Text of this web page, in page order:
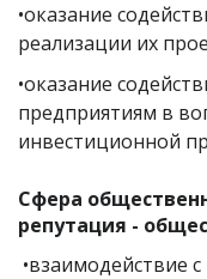
•оказание
реализации их
•оказание
предприятиям в
инвестиционной
Сфера
репутация -
•взаимодействие